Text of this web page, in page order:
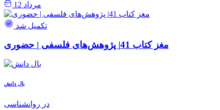
مرداد 12
تکمیل شد
مغز کتاب 41| پژوهش‌های فلسفی | حضوری
بال دانش
در روانشناسی